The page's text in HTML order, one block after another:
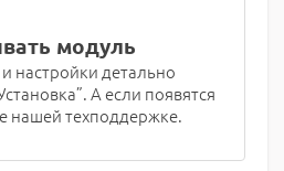
модуль
настройки детально
А если появятся
нашей техподдержке.